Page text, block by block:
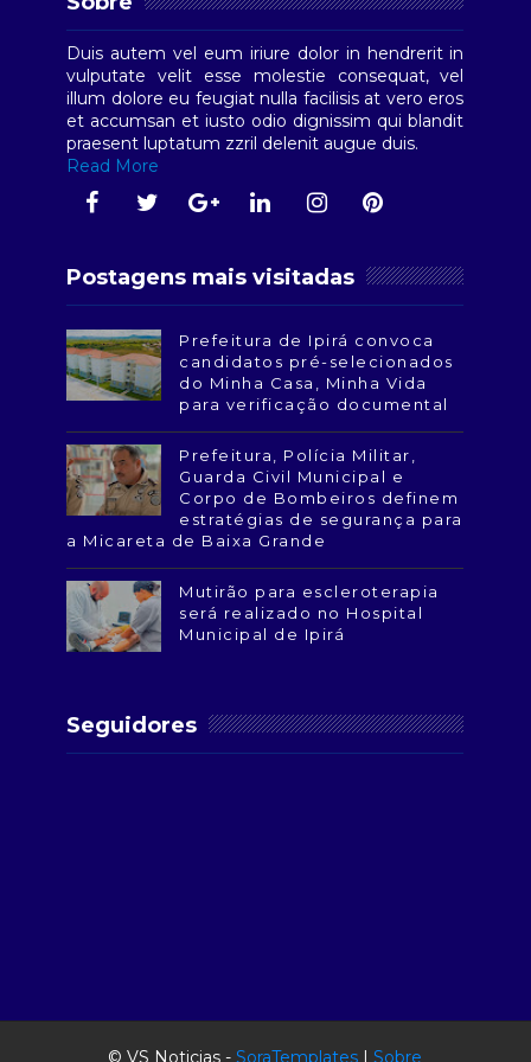
Duis autem vel eum iriure dolor in hendrerit in
vulputate velit esse molestie consequat, vel
illum dolore eu feugiat nulla facilisis at vero eros
et accumsan et iusto odio dignissim qui blandit
praesent luptatum zzril delenit augue duis.
Read More
Postagens mais visitadas
Prefeitura de Ipirá convoca
candidatos pré-selecionados
do Minha Casa, Minha Vida
para verificação documental
Prefeitura, Polícia Militar,
Guarda Civil Municipal e
Corpo de Bombeiros definem
estratégias de segurança para
a Micareta de Baixa Grande
Mutirão para escleroterapia
será realizado no Hospital
Municipal de Ipirá
Seguidores
© VS Noticias -SoraTemplates |Sobre